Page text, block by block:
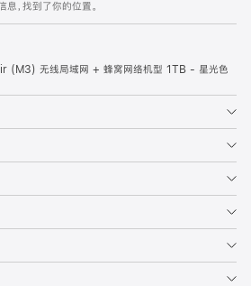
，找到了你的位置。
(M3) 无线局域网 + 蜂窝网络机型 1TB - 星光色